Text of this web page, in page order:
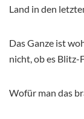
Land in den
Das Ganze ist
nicht, ob es Blitz-
Wofür man das